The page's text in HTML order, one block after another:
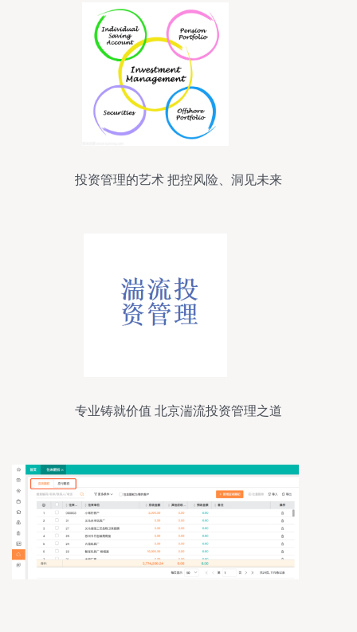
投资管理的艺术 把控风险、洞见未来
专业铸就价值 北京湍流投资管理之道